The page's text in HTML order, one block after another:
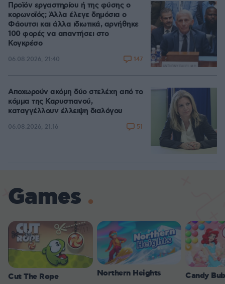
Προϊόν εργαστηρίου ή της φύσης ο
κορωνοϊός; Άλλα έλεγε δημόσια ο
Φάουτσι και άλλα ιδιωτικά, αρνήθηκε
100 φορές να απαντήσει στο
Κογκρέσο
06.08.2026, 21:40 147
Αποχωρούν ακόμη δύο στελέχη από το
κόμμα της Καρυστιανού,
καταγγέλλουν έλλειψη διαλόγου
06.08.2026, 21:16 51
Games
Cut The Rope Northern Heights Candy